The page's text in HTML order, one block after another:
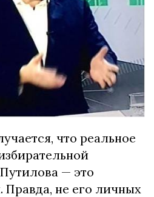
что реальное
— это
не его личных